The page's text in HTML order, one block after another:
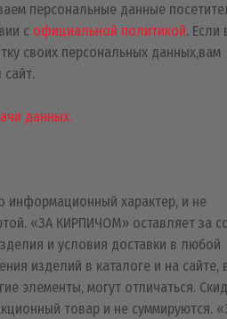
персональные данные
с официальной политикой. Если
своих персональных данных,вам
данных.
информационный характер, и не
«ЗА КИРПИЧОМ» оставляет за
и условия доставки в любой
изделий в каталоге и на сайте,
элементы, могут отличаться.
товар и не суммируются.